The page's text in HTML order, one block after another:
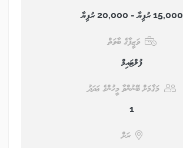
15,000 ރުފިޔާ - 20,000 ރުފިޔާ
ވަޒީފާގެ ބާވަތް
ފުލްޓައިމް
މަޤާމަށް ބޭނުންވާ މީހުންގެ ޢަދަދު
1
ރަށް